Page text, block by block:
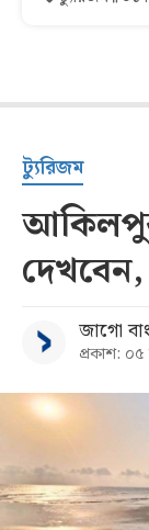
ট্যুরিজম
জাগো
প্রকাশ: